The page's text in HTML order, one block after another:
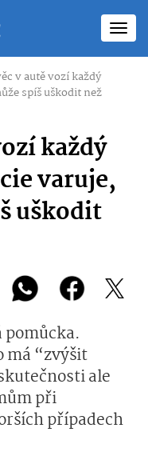
v autě vozí každý
spíš uškodit než
každý
varuje,
uškodit
má “zvýšit
ale
při
případech